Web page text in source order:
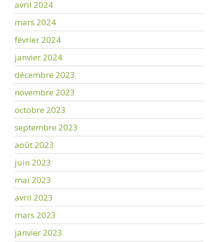
avril 2024
mars 2024
février 2024
janvier 2024
décembre 2023
novembre 2023
octobre 2023
septembre 2023
août 2023
juin 2023
mai 2023
avril 2023
mars 2023
janvier 2023